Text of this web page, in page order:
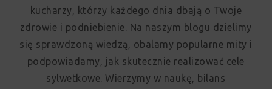
kucharzy, którzy każdego dnia dbają o Twoje
zdrowie i podniebienie. Na naszym blogu dzielimy
się sprawdzoną wiedzą, obalamy popularne mity i
podpowiadamy, jak skutecznie realizować cele
sylwetkowe. Wierzymy w naukę, bilans